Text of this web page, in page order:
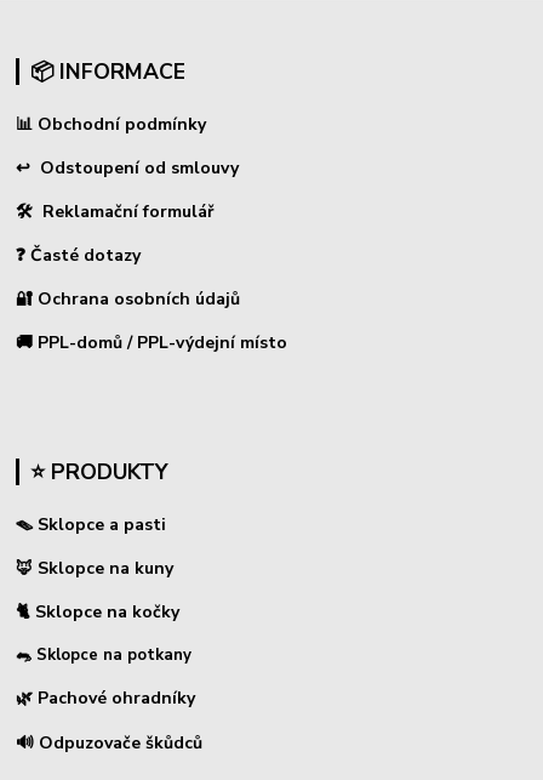
📦 INFORMACE
📊 Obchodní podmínky
↩ Odstoupení od smlouvy
🛠 Reklamační formulář
❓ Časté dotazy
🔐 Ochrana osobních údajů
🚚 PPL-domů / PPL-výdejní místo
⭐ PRODUKTY
🪤 Sklopce a pasti
🦊 Sklopce na kuny
🐈 Sklopce na kočky
🐀 Sklopce na potkany
🌿 Pachové ohradníky
🔊 Odpuzovače škůdců